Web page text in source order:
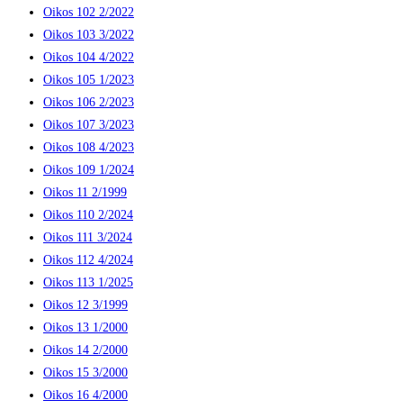
Oikos 102 2/2022
Oikos 103 3/2022
Oikos 104 4/2022
Oikos 105 1/2023
Oikos 106 2/2023
Oikos 107 3/2023
Oikos 108 4/2023
Oikos 109 1/2024
Oikos 11 2/1999
Oikos 110 2/2024
Oikos 111 3/2024
Oikos 112 4/2024
Oikos 113 1/2025
Oikos 12 3/1999
Oikos 13 1/2000
Oikos 14 2/2000
Oikos 15 3/2000
Oikos 16 4/2000